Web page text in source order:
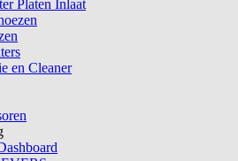
Platen Inlaat
en Cleaner